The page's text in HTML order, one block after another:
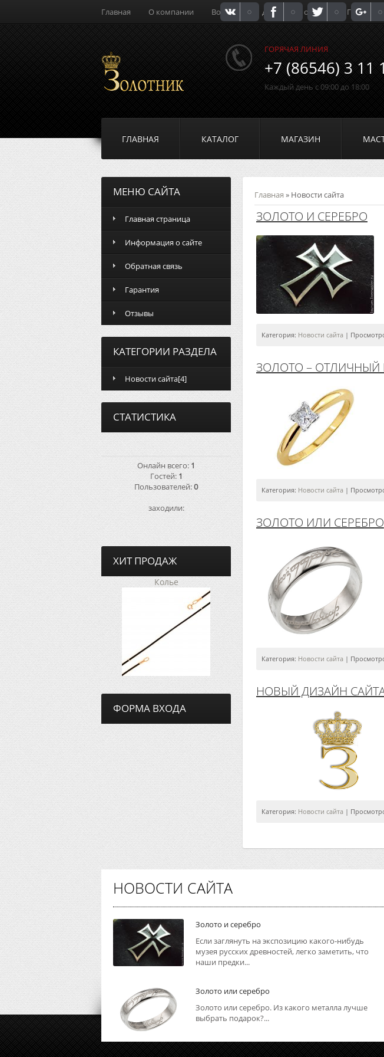
Главная О компании Вопросы Доставка и оплата Гарантии
ГОРЯЧАЯ ЛИНИЯ
+7 (86546) 3 11
Каждый день с 09:00 до 18:00
ГЛАВНАЯ КАТАЛОГ МАГАЗИН
МЕНЮ САЙТА
Главная страница
Информация о сайте
Обратная связь
Гарантия
Отзывы
КАТЕГОРИИ РАЗДЕЛА
Новости сайта[4]
СТАТИСТИКА
Онлайн всего: 1
Гостей: 1
Пользователей:0
заходили:
ХИТ ПРОДАЖ
Колье
ФОРМА ВХОДА
Главная » Новости сайта
ЗОЛОТО И СЕРЕБРО
Категория: Новости сайта |
ЗОЛОТО – ОТЛИЧНЫЙ
Категория: Новости сайта |
ЗОЛОТО ИЛИ СЕРЕБРО
Категория: Новости сайта |
НОВЫЙ ДИЗАЙН
Категория: Новости сайта |
НОВОСТИ САЙТА
Золото и серебро
Если заглянуть на экспозицию какого-нибудь
музея русских древностей, легко заметить, что
наши предки...
Золото или серебро
Золото или серебро. Из какого металла лучше
выбрать подарок?...